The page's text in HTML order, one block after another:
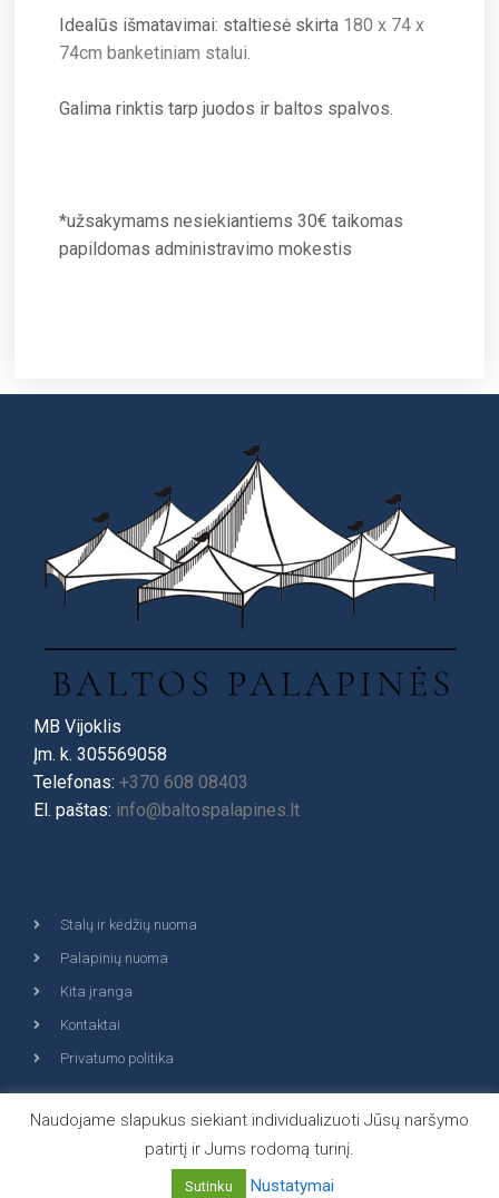
Idealūs išmatavimai: staltiesė skirta 180 x 74 x
74cm banketiniam stalui
Galima rinktis tarp juodos ir baltos spalvos.
*užsakymams nesiekiantiems 30€ taikomas
papildomas administravimo mokestis
MB Vijoklis
Įm. k. 305569058
Telefonas: +370 608 08403
El. paštas: info@baltospalapines.lt
Stalų ir kėdžių nuoma
Palapinių nuoma
Kita įranga
Kontaktai
Privatumo politika
© 2026 Visos teisės saugomos | MB "Vijoklis"
Naudojame slapukus siekiant individualizuoti Jūsų naršymo
patirtį ir Jums rodomą turinį.
Sutinku Nustatymai